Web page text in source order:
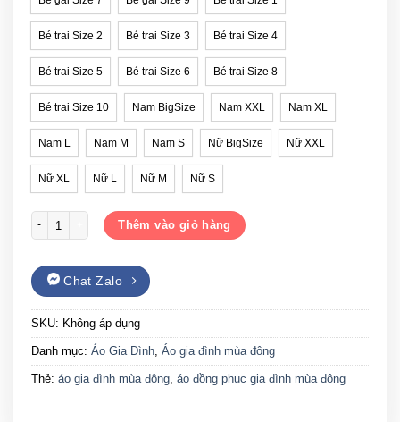
Bé trai Size 2 Bé trai Size 3 Bé trai Size 4
Bé trai Size 5 Bé trai Size 6 Bé trai Size 8
Bé trai Size 10 Nam BigSize Nam XXL Nam XL
Nam L Nam M Nam S Nữ BigSize Nữ XXL
Nữ XL Nữ L Nữ M Nữ S
Áo đồng phục gia đình mùa đông Aminals số lượng
Thêm vào giỏ hàng
Chat Zalo
SKU: Không áp dụng
Danh mục: Áo Gia Đình, Áo gia đình mùa đông
Thẻ: áo gia đình mùa đông, áo đồng phục gia đình mùa đông